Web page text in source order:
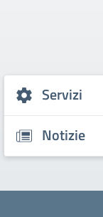
Servizi
Notizie